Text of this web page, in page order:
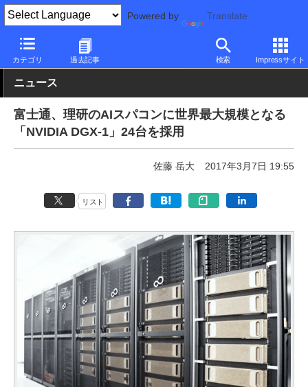
Powered by Translate
カテゴリ 過去記事 検索 Impressサイト
PC Watch 市場 スパコン
ニュース
富士通、理研のAIスパコンに世界最大規模となる
「NVIDIA DGX-1」24台を採用
佐藤 岳大 2017年3月7日 19:55
リスト